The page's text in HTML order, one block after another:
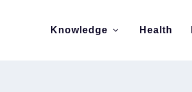
Knowledge Health